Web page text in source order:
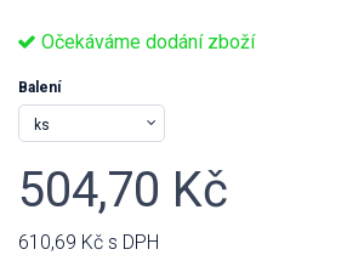
Očekáváme dodání zboží
Balení
504,70 Kč
610,69 Kč s DPH